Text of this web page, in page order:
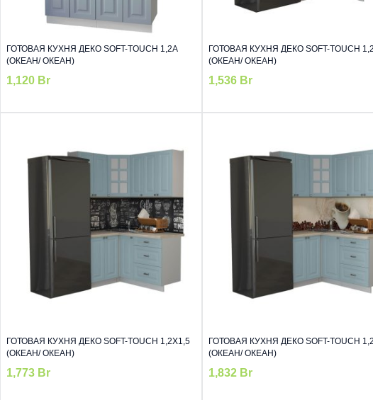
ГОТОВАЯ КУХНЯ ДЕКО SOFT-TOUCH 1,2А
(ОКЕАН/ ОКЕАН)
1,120 Br
ГОТОВАЯ КУХНЯ ДЕКО SOFT-TOUCH
(ОКЕАН/ ОКЕАН)
1,536 Br
ГОТОВАЯ КУХНЯ ДЕКО SOFT-TOUCH 1,2Х1,5
(ОКЕАН/ ОКЕАН)
1,773 Br
ГОТОВАЯ КУХНЯ ДЕКО SOFT-TOUCH
(ОКЕАН/ ОКЕАН)
1,832 Br